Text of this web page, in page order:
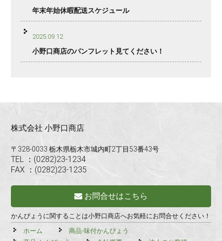
年末年始休暇配送スケジュール
2025.09.12
小野口商店のパンフレット見てください！
株式会社 小野口商店
〒328-0033 栃木県栃木市城内町2丁目53番43号
TEL ：(0282)23-1234
FAX ：(0282)23-1235
お問合せはこちら
かんぴょうに関することは小野口商店へお気軽にお問合せください！
ホーム
商品-味付かんぴょう